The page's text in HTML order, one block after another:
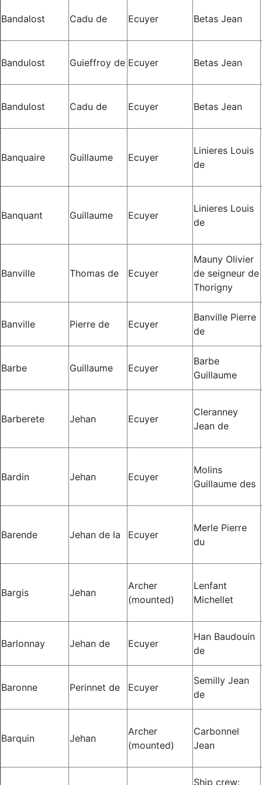
Bandalost Cadu de Ecuyer Betas Jean
Bandulost Guieffroy de Ecuyer Betas Jean
Bandulost Cadu de Ecuyer Betas Jean
Banquaire Guillaume Ecuyer
Linieres Louis
de
Banquant Guillaume Ecuyer
Linieres Louis
de
Banville Thomas de Ecuyer
Mauny Olivier
de seigneur de
Thorigny
Banville Pierre de Ecuyer
Banville Pierre
de
Barbe Guillaume Ecuyer
Barbe
Guillaume
Barberete Jehan Ecuyer
Cleranney
Jean de
Bardin Jehan Ecuyer
Molins
Guillaume des
Barende Jehan de la Ecuyer
Merle Pierre
du
Bargis Jehan
Archer
(mounted)
Lenfant
Michellet
Barlonnay Jehan de Ecuyer
Han Baudouin
de
Baronne Perinnet de Ecuyer
Semilly Jean
de
Barquin Jehan
Archer
(mounted)
Carbonnel
Jean
Ship crew: